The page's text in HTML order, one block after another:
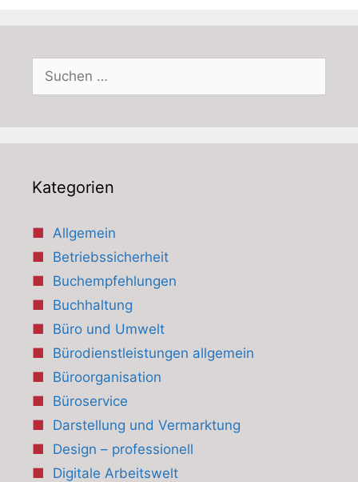
nach:
Kategorien
Allgemein
Betriebssicherheit
Buchempfehlungen
Buchhaltung
Büro und Umwelt
Bürodienstleistungen allgemein
Büroorganisation
Büroservice
Darstellung und Vermarktung
Design – professionell
Digitale Arbeitswelt